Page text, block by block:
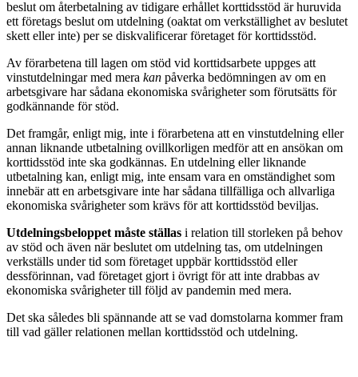
beslut om återbetalning av tidigare erhållet korttidsstöd är huruvida
ett företags beslut om utdelning (oaktat om verkställighet av beslutet
skett eller inte) per se diskvalificerar företaget för korttidsstöd.
Av förarbetena till lagen om stöd vid korttidsarbete uppges att
vinstutdelningar med mera kan påverka bedömningen av om en
arbetsgivare har sådana ekonomiska svårigheter som förutsätts för
godkännande för stöd.
Det framgår, enligt mig, inte i förarbetena att en vinstutdelning eller
annan liknande utbetalning ovillkorligen medför att en ansökan om
korttidsstöd inte ska godkännas. En utdelning eller liknande
utbetalning kan, enligt mig, inte ensam vara en omständighet som
innebär att en arbetsgivare inte har sådana tillfälliga och allvarliga
ekonomiska svårigheter som krävs för att korttidsstöd beviljas.
Utdelningsbeloppet måste ställas i relation till storleken på behov
av stöd och även när beslutet om utdelning tas, om utdelningen
verkställs under tid som företaget uppbär korttidsstöd eller
dessförinnan, vad företaget gjort i övrigt för att inte drabbas av
ekonomiska svårigheter till följd av pandemin med mera.
Det ska således bli spännande att se vad domstolarna kommer fram
till vad gäller relationen mellan korttidsstöd och utdelning.